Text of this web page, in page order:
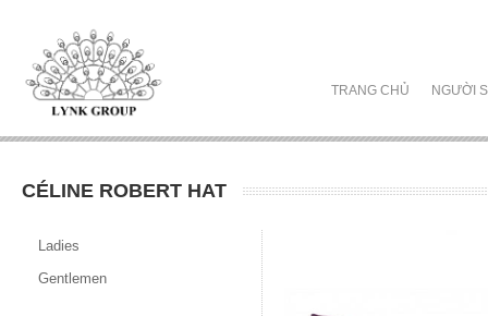
TRANG CHỦ NGƯỜI
CÉLINE ROBERT HAT
Ladies
Gentlemen